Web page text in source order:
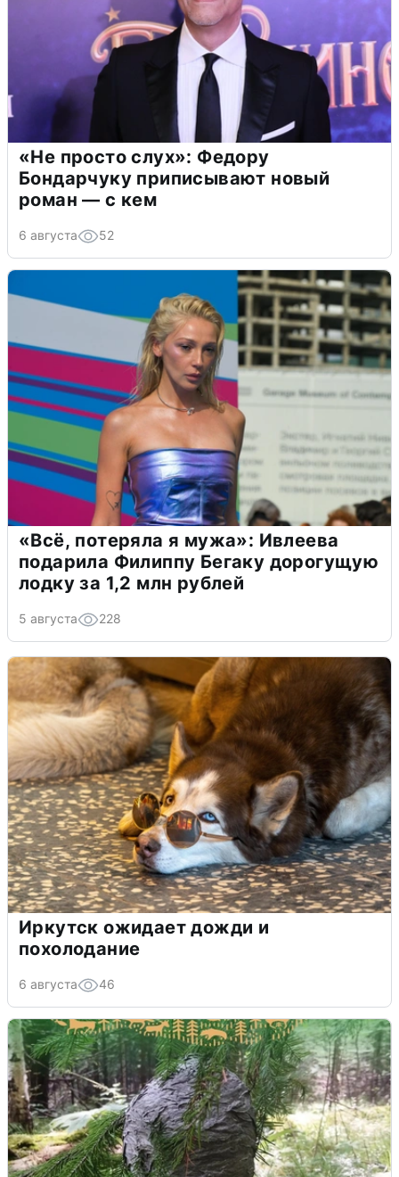
«Не просто слух»: Федору
Бондарчуку приписывают новый
роман — с кем
6 августа 52
«Всё, потеряла я мужа»: Ивлеева
подарила Филиппу Бегаку дорогущую
лодку за 1,2 млн рублей
5 августа 228
Иркутск ожидает дожди и
похолодание
6 августа 46